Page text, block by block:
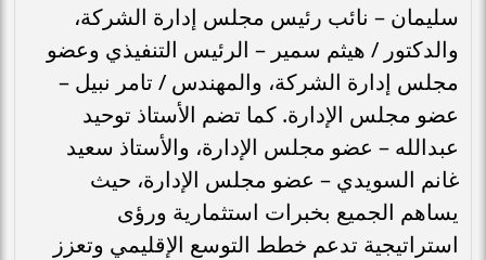
سليمان – نائب رئيس مجلس إدارة الشركة،
والدكتور / هيثم سمير – الرئيس التنفيذي وعضو
مجلس إدارة الشركة، والمهندس / تامر نبيل –
عضو مجلس الإدارة. كما تضم الأستاذ توحيد
عبدالله – عضو مجلس الإدارة، والأستاذ سعيد
غانم السويدي – عضو مجلس الإدارة، حيث
يساهم الجميع بخبرات استثمارية ورؤى
استراتيجية تدعم خطط التوسع الإقليمي وتعزز